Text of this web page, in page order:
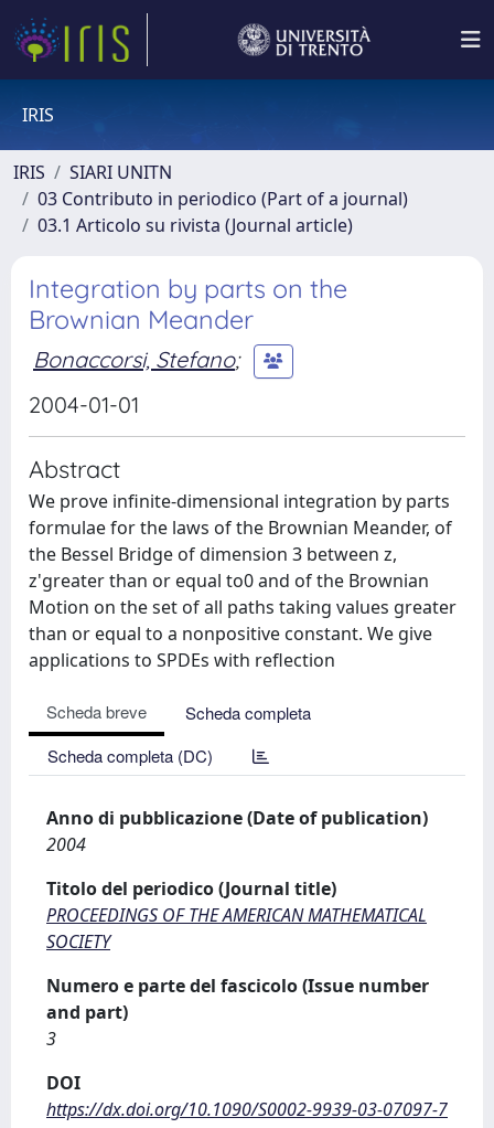
IRIS
IRIS
SIARI UNITN
03 Contributo in periodico (Part of a journal)
03.1 Articolo su rivista (Journal article)
Integration by parts on the
Brownian Meander
Bonaccorsi, Stefano;
2004-01-01
Abstract
We prove infinite-dimensional integration by parts
formulae for the laws of the Brownian Meander, of
the Bessel Bridge of dimension 3 between z,
z'greater than or equal to0 and of the Brownian
Motion on the set of all paths taking values greater
than or equal to a nonpositive constant. We give
applications to SPDEs with reflection
Scheda breve
Scheda completa
Scheda completa (DC)
Anno di pubblicazione (Date of publication)
2004
Titolo del periodico (Journal title)
PROCEEDINGS OF THE AMERICAN MATHEMATICAL
SOCIETY
Numero e parte del fascicolo (Issue number
and part)
3
DOI
https://dx.doi.org/10.1090/S0002-9939-03-07097-7